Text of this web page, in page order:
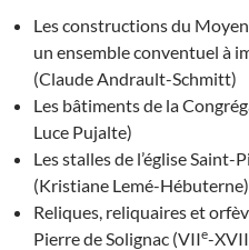
Les constructions du
un ensemble conventuel à
(Claude Andrault-Schmitt)
Les bâtiments de la
Luce Pujalte)
Les stalles de l’église
(Kristiane Lemé-Hébuterne)
Reliques, reliquaires et
Pierre de Solignac (VIIe-